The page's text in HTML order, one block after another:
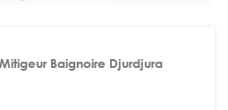
Mitigeur Baignoire Djurdjura